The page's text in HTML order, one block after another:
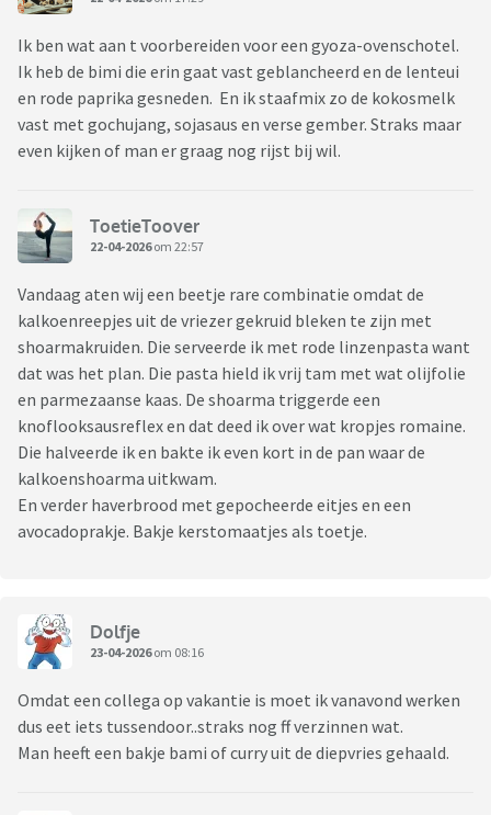
Ik ben wat aan t voorbereiden voor een gyoza-ovenschotel.
Ik heb de bimi die erin gaat vast geblancheerd en de lenteui
en rode paprika gesneden. En ik staafmix zo de kokosmelk
vast met gochujang, sojasaus en verse gember. Straks maar
even kijken of man er graag nog rijst bij wil.
ToetieToover
22-04-2026om 22:57
Vandaag aten wij een beetje rare combinatie omdat de
kalkoenreepjes uit de vriezer gekruid bleken te zijn met
shoarmakruiden. Die serveerde ik met rode linzenpasta want
dat was het plan. Die pasta hield ik vrij tam met wat olijfolie
en parmezaanse kaas. De shoarma triggerde een
knoflooksausreflex en dat deed ik over wat kropjes romaine.
Die halveerde ik en bakte ik even kort in de pan waar de
kalkoenshoarma uitkwam.
En verder haverbrood met gepocheerde eitjes en een
avocadoprakje. Bakje kerstomaatjes als toetje.
Dolfje
23-04-2026om 08:16
Omdat een collega op vakantie is moet ik vanavond werken
dus eet iets tussendoor..straks nog ff verzinnen wat.
Man heeft een bakje bami of curry uit de diepvries gehaald.